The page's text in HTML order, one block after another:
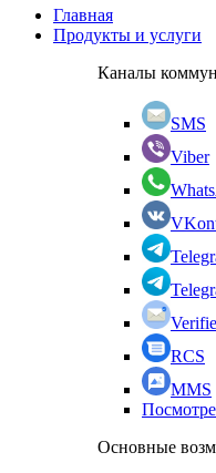
Главная
Продукты и услуги
Каналы
SMS
Viber
RCS
MMS
Основные